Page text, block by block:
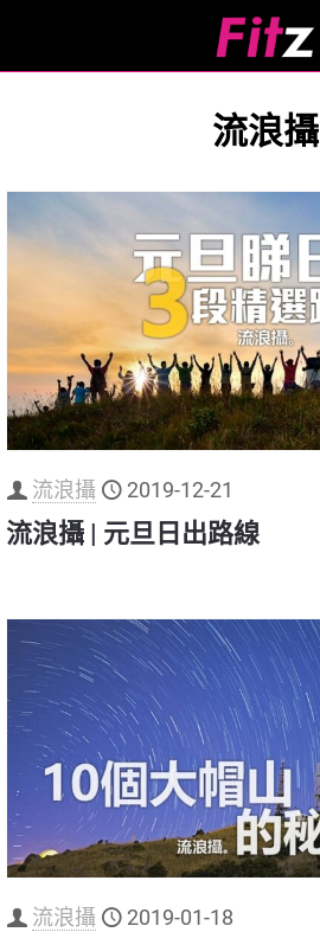
流浪攝
流浪攝 2019-12-21
流浪攝 | 元旦日出路線
流浪攝 2019-01-18